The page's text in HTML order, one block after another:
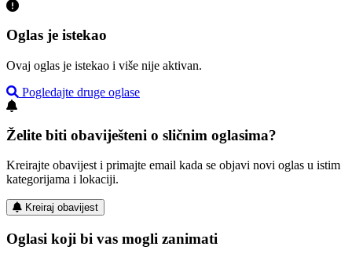
Oglas je istekao
Ovaj oglas je istekao i više nije aktivan.
Pogledajte druge oglase
Želite biti obaviješteni o sličnim oglasima?
Kreirajte obavijest i primajte email kada se objavi novi oglas u istim
kategorijama i lokaciji.
Kreiraj obavijest
Oglasi koji bi vas mogli zanimati